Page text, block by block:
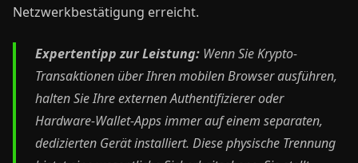
Netzwerkbestätigung erreicht.
Expertentipp zur Leistung: Wenn Sie Krypto-
Transaktionen über Ihren mobilen Browser ausführen,
halten Sie Ihre externen Authentifizierer oder
Hardware-Wallet-Apps immer auf einem separaten,
dedizierten Gerät installiert. Diese physische Trennung